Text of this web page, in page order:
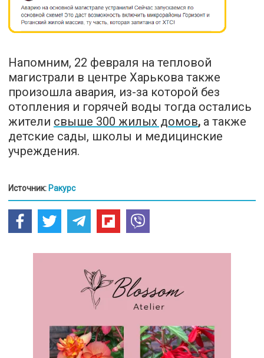
Напомним, 22 февраля на тепловой
магистрали в центре Харькова также
произошла авария, из-за которой без
отопления и горячей воды тогда остались
жители свыше 300 жилых домов, а также
детские сады, школы и медицинские
учреждения.
Источник: Ракурс